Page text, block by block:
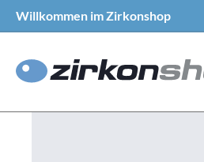
Willkommen im Zirkonshop